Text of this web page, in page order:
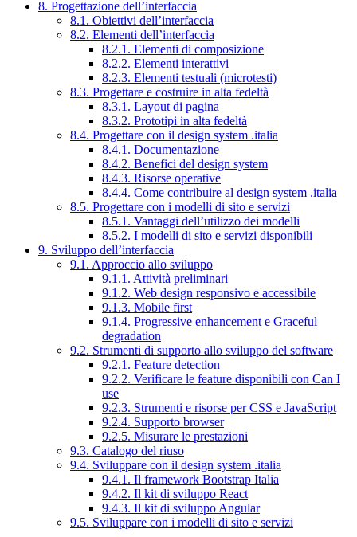
8. Progettazione dell’interfaccia
8.1. Obiettivi dell’interfaccia
8.2. Elementi dell’interfaccia
8.2.1. Elementi di composizione
8.2.2. Elementi interattivi
8.2.3. Elementi testuali (microtesti)
8.3. Progettare e costruire in alta fedeltà
8.3.1. Layout di pagina
8.3.2. Prototipi in alta fedeltà
8.4. Progettare con il design system .italia
8.4.1. Documentazione
8.4.2. Benefici del design system
8.4.3. Risorse operative
8.4.4. Come contribuire al design system .italia
8.5. Progettare con i modelli di sito e servizi
8.5.1. Vantaggi dell’utilizzo dei modelli
8.5.2. I modelli di sito e servizi disponibili
9. Sviluppo dell’interfaccia
9.1. Approccio allo sviluppo
9.1.1. Attività preliminari
9.1.2. Web design responsivo e accessibile
9.1.3. Mobile first
9.1.4. Progressive enhancement e Graceful
degradation
9.2. Strumenti di supporto allo sviluppo del software
9.2.1. Feature detection
9.2.2. Verificare le feature disponibili con Can I
use
9.2.3. Strumenti e risorse per CSS e JavaScript
9.2.4. Supporto browser
9.2.5. Misurare le prestazioni
9.3. Catalogo del riuso
9.4. Sviluppare con il design system .italia
9.4.1. Il framework Bootstrap Italia
9.4.2. Il kit di sviluppo React
9.4.3. Il kit di sviluppo Angular
9.5. Sviluppare con i modelli di sito e servizi